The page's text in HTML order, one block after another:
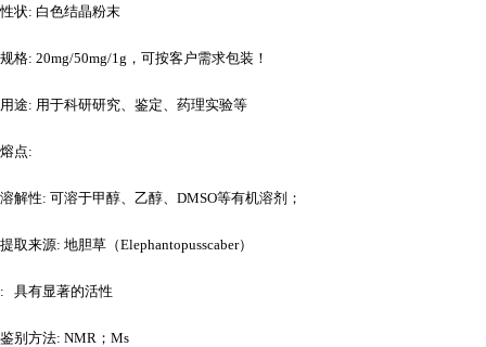
性状: 白色结晶粉末
规格: 20mg/50mg/1g，可按客户需求包装！
用途: 用于科研研究、鉴定、药理实验等
熔点:
溶解性: 可溶于甲醇、乙醇、DMSO等有机溶剂；
提取来源: 地胆草（Elephantopusscaber）
: 具有显著的活性
鉴别方法: NMR；Ms